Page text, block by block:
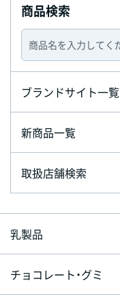
商品検索
ブランドサイト一覧
新商品一覧
取扱店舗検索
乳製品
チョコレート・グミ